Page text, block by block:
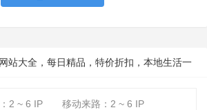
站大全，每日精品，特价折扣，本地生活一
2 ~ 6 IP 移动来路： 2 ~ 6 IP